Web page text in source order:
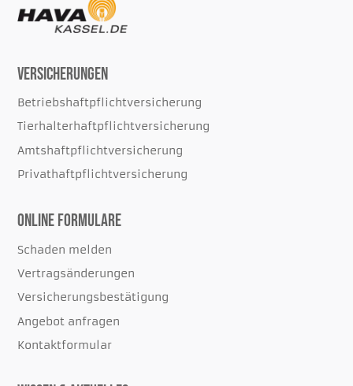
Versicherungen
Betriebshaftpflichtversicherung
Tierhalterhaftpflichtversicherung
Amtshaftpflichtversicherung
Privathaftpflichtversicherung
Online Formulare
Schaden melden
Vertragsänderungen
Versicherungsbestätigung
Angebot anfragen
Kontaktformular